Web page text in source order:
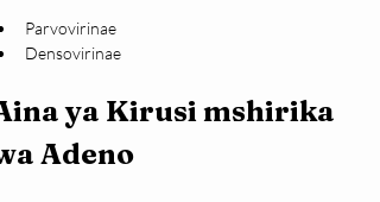
Parvovirinae
Densovirinae
ya Kirusi mshirika
Adeno